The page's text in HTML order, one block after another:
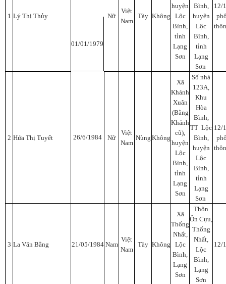
1 Lý Thị Thủy
01/01/1979
Nữ
Việt
Nam
Tày Không
huyện
Lộc
Bình,
tỉnh
Lạng
Sơn
Bình,
huyện
Lộc
Bình,
tỉnh
Lạng
Sơn
12/
2 Hứa Thị Tuyết 26/6/1984 Nữ
Việt
Nam
Nùng Không
Xã
Khánh
Xuân
(Bằng
Khánh
cũ),
huyện
Lộc
Bình,
tỉnh
Lạng
Sơn
Số nhà
123A,
Khu
Hòa
Bình,
TT Lộc
Bình,
huyện
Lộc
Bình,
tỉnh
Lạng
Sơn
12/
3 La Văn Bằng 21/05/1984 Nam
Việt
Nam
Tày Không
Xã
Thống
Nhất,
Lộc
Bình,
Lạng
Sơn
Thôn
Ôn Cựu,
Thống
Nhất,
Lộc
Bình,
Lạng
Sơn
12/